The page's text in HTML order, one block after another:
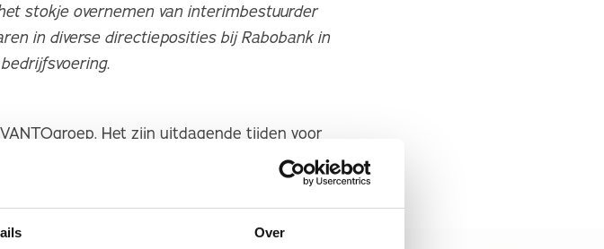
Over
stokje overnemen van interimbestuurder
in diverse directieposities bij Rabobank in
Het zijn uitdagende tijden voor
LEVANTOgroep wil ik me inzetten om de GGZ
voor al onze cliënten. En daarin telt
kom je verder!”. - Pascal Vandermeulen